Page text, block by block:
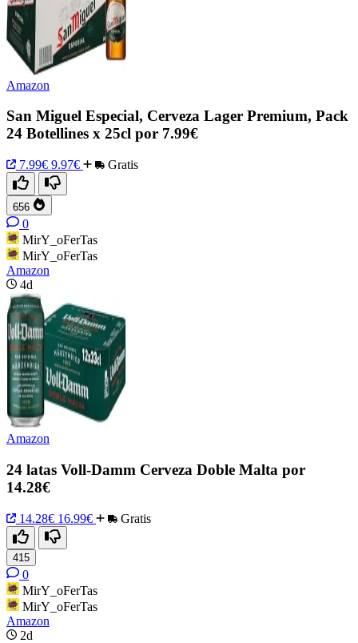
Amazon
San Miguel Especial, Cerveza Lager Premium, Pack
24 Botellines x 25cl por 7.99€
7.99€ 9.97€ Gratis
656
0
MirY_oFerTas
MirY_oFerTas
Amazon
4d
Amazon
24 latas Voll-Damm Cerveza Doble Malta por
14.28€
14.28€ 16.99€ Gratis
415
0
MirY_oFerTas
MirY_oFerTas
Amazon
2d